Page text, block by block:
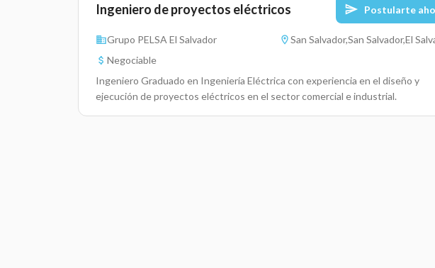
Ingeniero de proyectos eléctricos Postularte
Grupo PELSA El Salvador
San Salvador,San Salvador,El
Negociable
Ingeniero Graduado en Ingeniería Eléctrica con experiencia en el diseño y
ejecución de proyectos eléctricos en el sector comercial e industrial.